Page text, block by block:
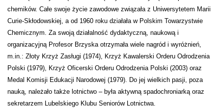
chemików. Całe swoje życie zawodowe związała z Uniwersytetem Marii
Curie-Skłodowskiej, a od 1960 roku działała w Polskim Towarzystwie
Chemicznym. Za swoją działalność dydaktyczną, naukową i
organizacyjną Profesor Brzyska otrzymała wiele nagród i wyróżnień,
m.in.: Złoty Krzyż Zasługi (1974), Krzyż Kawalerski Orderu Odrodzenia
Polski (1979), Krzyż Oficerski Orderu Odrodzenia Polski (2003) oraz
Medal Komisji Edukacji Narodowej (1979). Do jej wielkich pasji, poza
nauką, należało także lotnictwo – była aktywną spadochroniarką oraz
sekretarzem Lubelskiego Klubu Seniorów Lotnictwa.